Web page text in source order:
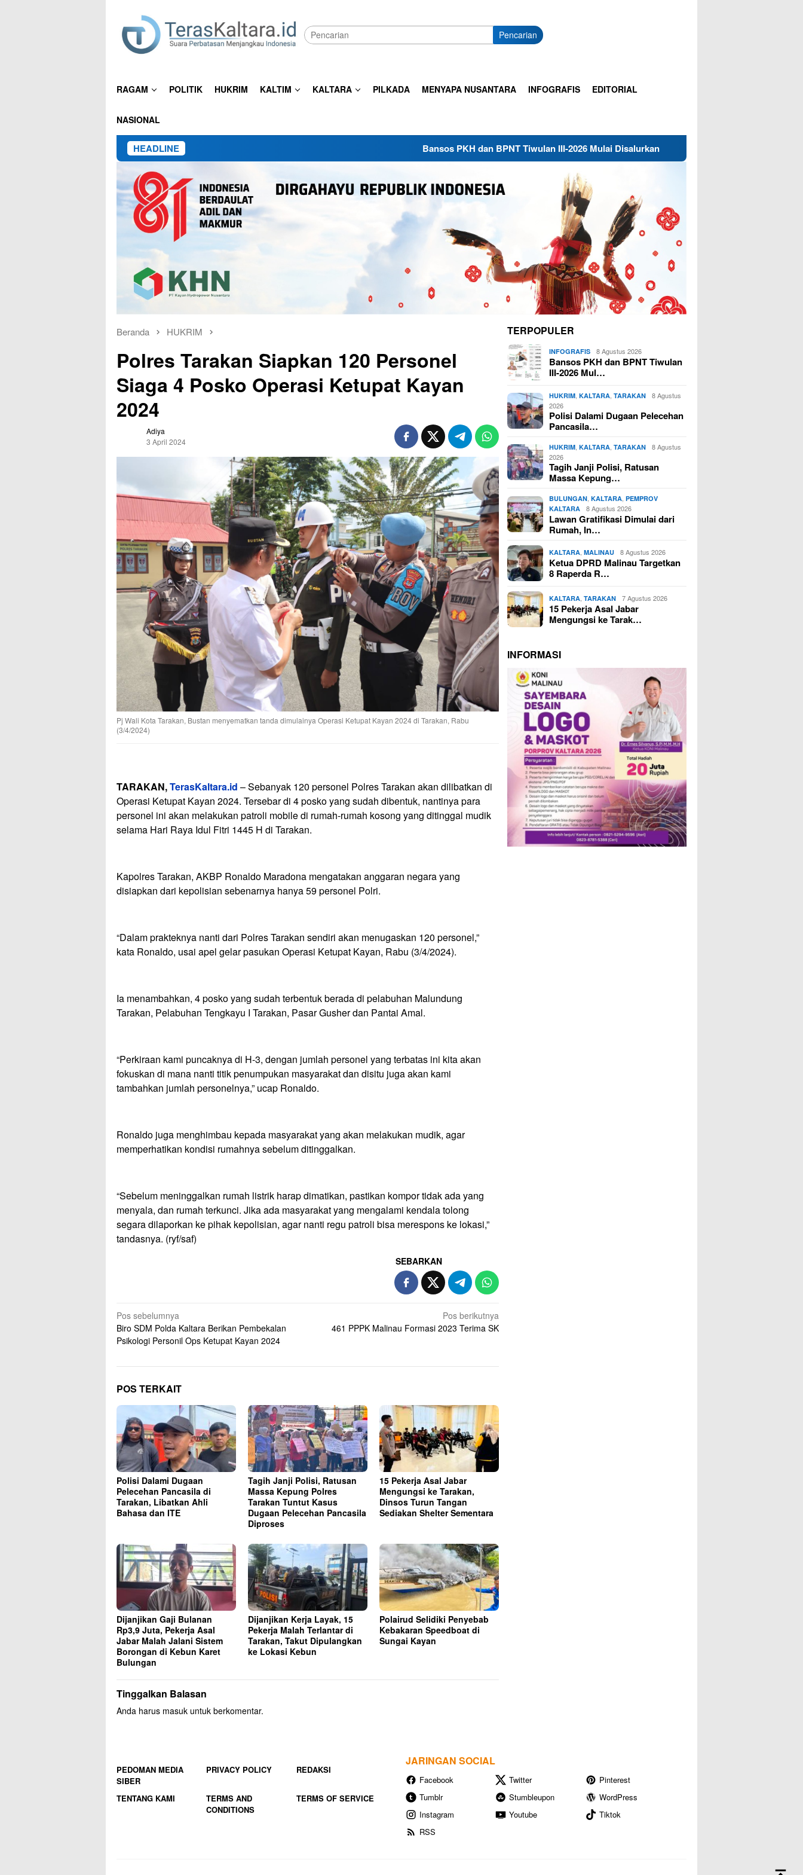
konten
Pencarian
RAGAM POLITIK HUKRIM KALTIM KALTARA PILKADA MENYAPA NUSANTARA INFOGRAFIS EDITORIAL
NASIONAL
HEADLINE Bansos PKH dan BPNT Tiwulan III-2026 Mulai Disalurkan Polisi Dalami Dugaan Pelecehan
Beranda HUKRIM
Polres Tarakan Siapkan 120 Personel
Siaga 4 Posko Operasi Ketupat Kayan
2024
Adiya
3 April 2024
Pj Wali Kota Tarakan, Bustan menyematkan tanda dimulainya Operasi Ketupat Kayan 2024 di Tarakan, Rabu
(3/4/2024)
TARAKAN,TerasKaltara.id – Sebanyak 120 personel Polres Tarakan akan dilibatkan di
Operasi Ketupat Kayan 2024. Tersebar di 4 posko yang sudah dibentuk, nantinya para
personel ini akan melakukan patroli mobile di rumah-rumah kosong yang ditinggal mudik
selama Hari Raya Idul Fitri 1445 H di Tarakan.
Kapolres Tarakan, AKBP Ronaldo Maradona mengatakan anggaran negara yang
disiapkan dari kepolisian sebenarnya hanya 59 personel Polri.
“Dalam prakteknya nanti dari Polres Tarakan sendiri akan menugaskan 120 personel,”
kata Ronaldo, usai apel gelar pasukan Operasi Ketupat Kayan, Rabu (3/4/2024).
Ia menambahkan, 4 posko yang sudah terbentuk berada di pelabuhan Malundung
Tarakan, Pelabuhan Tengkayu I Tarakan, Pasar Gusher dan Pantai Amal.
“Perkiraan kami puncaknya di H-3, dengan jumlah personel yang terbatas ini kita akan
fokuskan di mana nanti titik penumpukan masyarakat dan disitu juga akan kami
tambahkan jumlah personelnya,” ucap Ronaldo.
Ronaldo juga menghimbau kepada masyarakat yang akan melakukan mudik, agar
memperhatikan kondisi rumahnya sebelum ditinggalkan.
“Sebelum meninggalkan rumah listrik harap dimatikan, pastikan kompor tidak ada yang
menyala, dan rumah terkunci. Jika ada masyarakat yang mengalami kendala tolong
segara dilaporkan ke pihak kepolisian, agar nanti regu patroli bisa merespons ke lokasi,”
tandasnya. (ryf/saf)
SEBARKAN
Navigasi
pos
Pos sebelumnya
Biro SDM Polda Kaltara Berikan Pembekalan
Psikologi Personil Ops Ketupat Kayan 2024
Pos berikutnya
461 PPPK Malinau Formasi 2023 Terima SK
POS TERKAIT
Polisi Dalami Dugaan
Pelecehan Pancasila di
Tarakan, Libatkan Ahli
Bahasa dan ITE
Tagih Janji Polisi, Ratusan
Massa Kepung Polres
Tarakan Tuntut Kasus
Dugaan Pelecehan Pancasila
Diproses
15 Pekerja Asal Jabar
Mengungsi ke Tarakan,
Dinsos Turun Tangan
Sediakan Shelter Sementara
Dijanjikan Gaji Bulanan
Rp3,9 Juta, Pekerja Asal
Jabar Malah Jalani Sistem
Borongan di Kebun Karet
Bulungan
Dijanjikan Kerja Layak, 15
Pekerja Malah Terlantar di
Tarakan, Takut Dipulangkan
ke Lokasi Kebun
Polairud Selidiki Penyebab
Kebakaran Speedboat di
Sungai Kayan
Tinggalkan Balasan
Anda harus masuk untuk berkomentar.
TERPOPULER
INFOGRAFIS 8 Agustus 2026
Bansos PKH dan BPNT Tiwulan
III-2026 Mul…
HUKRIM ,KALTARA ,TARAKAN
8 Agustus
2026
Polisi Dalami Dugaan Pelecehan
Pancasila…
HUKRIM ,KALTARA ,TARAKAN
8 Agustus
2026
Tagih Janji Polisi, Ratusan
Massa Kepung…
BULUNGAN ,KALTARA ,PEMPROV
KALTARA
8 Agustus 2026
Lawan Gratifikasi Dimulai dari
Rumah, In…
KALTARA ,MALINAU 8 Agustus 2026
Ketua DPRD Malinau Targetkan
8 Raperda R…
KALTARA ,TARAKAN 7 Agustus 2026
15 Pekerja Asal Jabar
Mengungsi ke Tarak…
INFORMASI
PEDOMAN MEDIA
SIBER
PRIVACY POLICY REDAKSI
TENTANG KAMI
TERMS AND
CONDITIONS
TERMS OF SERVICE
JARINGAN SOCIAL
Facebook Twitter
Pinterest
Tumblr
Stumbleupon
WordPress
Instagram
Youtube
Tiktok
RSS